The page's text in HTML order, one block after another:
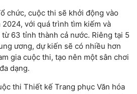
chức, cuộc thi sẽ khởi động vào
với quá trình tìm kiếm và
63 tỉnh thành cả nước. Riêng tại 5
ương, dự kiến sẽ có nhiều hơn
gia cuộc thi, tạo nên một sân chơi
dạng.
thi Thiết kế Trang phục Văn hóa